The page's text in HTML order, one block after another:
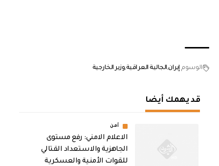
الوسوم إيران الجالية العراقيةوزير الخارجية
قد يهمك أيضا
أمن
الاعلام الامني: رفع مستوى
الجاهزية والاستعداد القتالي
للقوات الأمنية والعسكرية